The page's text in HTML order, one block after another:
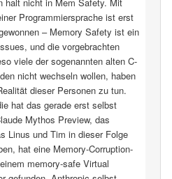
halt nicht in Mem Safety. Mit
Programmiersprache ist erst
– Memory Safety ist ein
und die vorgebrachten
viele der sogenannten alten C-
nicht wechseln wollen, haben
dieser Personen zu tun.
hat das gerade erst selbst
Mythos Preview, das
Linus und Tim in dieser Folge
hat eine Memory-Corruption-
memory-safe Virtual